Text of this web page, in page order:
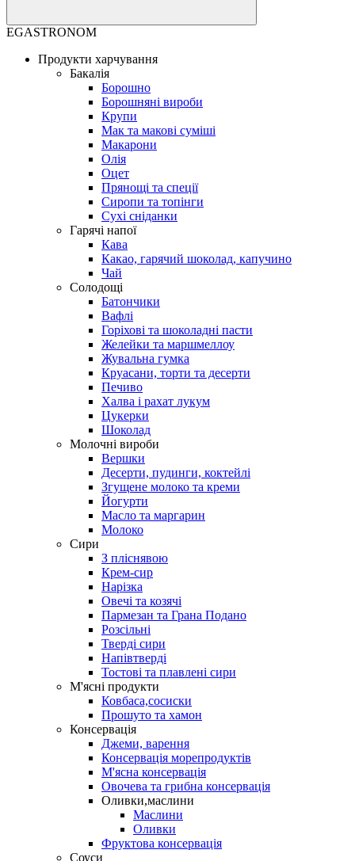
EGASTRONOM
Продукти харчування
Бакалія
Борошно
Борошняні вироби
Крупи
Мак та макові суміші
Макарони
Олія
Оцет
Прянощі та спеції
Сиропи та топінги
Сухі сніданки
Гарячі напої
Кава
Какао, гарячий шоколад, капучино
Чай
Солодощі
Батончики
Вафлі
Горіхові та шоколадні пасти
Желейки та маршмеллоу
Жувальна гумка
Круасани, торти та десерти
Печиво
Халва і рахат лукум
Цукерки
Шоколад
Молочні вироби
Вершки
Десерти, пудинги, коктейлі
Згущене молоко та креми
Йогурти
Масло та маргарин
Молоко
Сири
З пліснявою
Крем-сир
Нарізка
Овечі та козячі
Пармезан та Грана Подано
Розсільні
Тверді сири
Напівтверді
Тостові та плавлені сири
М'ясні продукти
Ковбаса,сосиски
Прошуто та хамон
Консервація
Джеми, варення
Консервація морепродуктів
М'ясна консервація
Овочева та грибна консервація
Оливки,маслини
Маслини
Оливки
Фруктова консервація
Соуси